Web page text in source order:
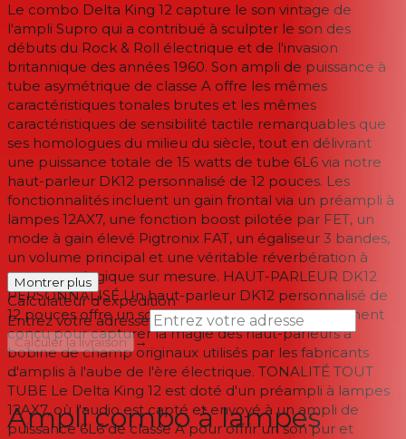
Le combo Delta King 12 capture le son vintage de
l'ampli Supro qui a contribué à sculpter le son des
débuts du Rock & Roll électrique et de l'invasion
britannique des années 1960. Son ampli de puissance à
tube asymétrique de classe A offre les mêmes
caractéristiques tonales brutes et les mêmes
caractéristiques de sensibilité tactile remarquables que
ses homologues du milieu du siècle, tout en délivrant
une puissance totale de 15 watts de tube 6L6 via notre
haut-parleur DK12 personnalisé de 12 pouces. Les
fonctionnalités incluent un gain frontal via un préampli à
lampes 12AX7, une fonction boost pilotée par FET, un
mode à gain élevé Pigtronix FAT, un égaliseur 3 bandes,
un volume principal et une véritable réverbération à
ressort analogique sur mesure. HAUT-PARLEUR DK12
PERSONNALISÉ Un haut-parleur DK12 personnalisé de
12 pouces offre un son équilibré et riche, spécialement
conçu pour capturer la magie des haut-parleurs à
bobine de champ originaux utilisés par les fabricants
d'amplis à l'aube de l'ère électrique. TONALITÉ TOUT
TUBE Le Delta King 12 est doté d'un préampli à lampes
12AX7, où l'audio est capté et envoyé à un ampli de
puissance 6L6 de classe A pour offrir un son pur et
Montrer plus
Calculateur d'expédition
Entrez votre adresse
Calculer la livraison
→
--
Ampli combo à lampes